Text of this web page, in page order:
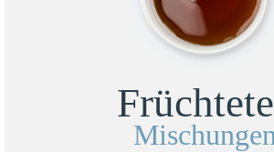
Mischungen